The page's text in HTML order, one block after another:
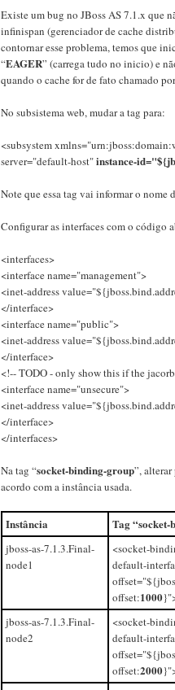
Existe um bug no JBoss AS 7.1.x que
infinispan (gerenciador de cache
contornar esse problema, temos que
“EAGER” (carrega tudo no inicio) e
quando o cache for de fato chamado
No subsistema web, mudar a tag para:
<subsystem
server="default-host"instance-
Note que essa tag vai informar o
Configurar as interfaces com o código
<interfaces>
<interface name="management">
<inet-address
</interface>
<interface name="public">
<inet-address
</interface>
<!-- TODO - only show this if the
<interface name="unsecure">
<inet-address
</interface>
</interfaces>
Na tag “socket-binding-group”, alterar
acordo com a instância usada.
Instância Tag
jboss-as-7.1.3.Final-
node1
<socket-
default-
offset:1000
jboss-as-7.1.3.Final-
node2
<socket-
default-
offset:2000